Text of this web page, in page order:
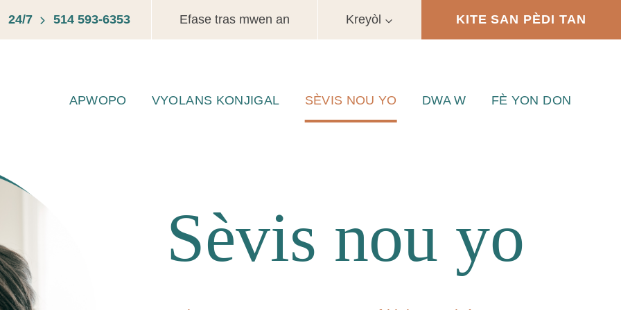
24/7 514 593-6353 Efase tras mwen an Kreyòl KITE SAN PÈDI TAN
APWOPO VYOLANS KONJIGAL SÈVIS NOU YO DWA W FÈ YON DON
Sèvis nou yo